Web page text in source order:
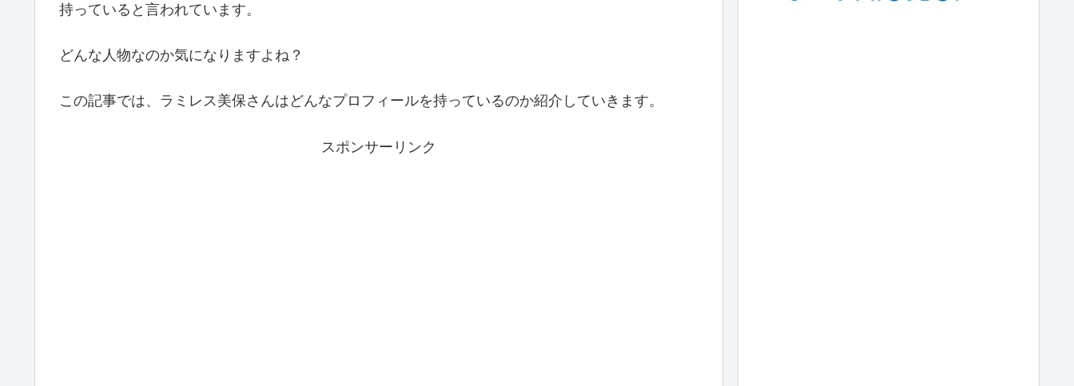
持っていると言われています。
どんな人物なのか気になりますよね？
この記事では、ラミレス美保さんはどんなプロフィールを持っているのか紹介していきます。
スポンサーリンク